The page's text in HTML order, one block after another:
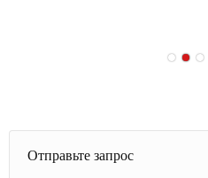
Отправьте запрос